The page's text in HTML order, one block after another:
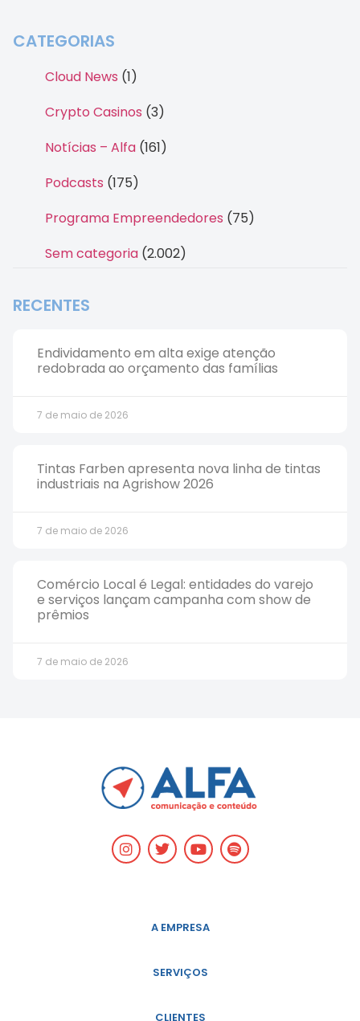
CATEGORIAS
Cloud News (1)
Crypto Casinos (3)
Notícias – Alfa (161)
Podcasts (175)
Programa Empreendedores (75)
Sem categoria (2.002)
RECENTES
Endividamento em alta exige atenção
redobrada ao orçamento das famílias
7 de maio de 2026
Tintas Farben apresenta nova linha de tintas
industriais na Agrishow 2026
7 de maio de 2026
Comércio Local é Legal: entidades do varejo
e serviços lançam campanha com show de
prêmios
7 de maio de 2026
A EMPRESA
SERVIÇOS
CLIENTES